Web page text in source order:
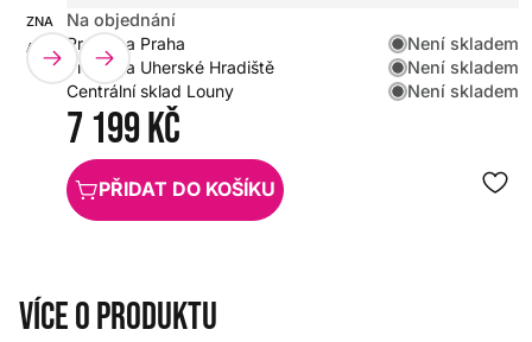
ZNAČKA:
AKG
SKU:
HX0000000084054
Na objednání
Prodejna Praha
Není skladem
Prodejna Uherské Hradiště
Není skladem
Centrální sklad Louny
Není skladem
7 199 Kč
PŘIDAT DO KOŠÍKU
Více o produktu